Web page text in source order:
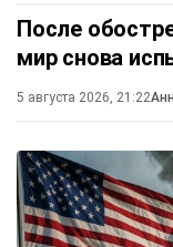
После
мир снова
5 августа 2026, 21:22